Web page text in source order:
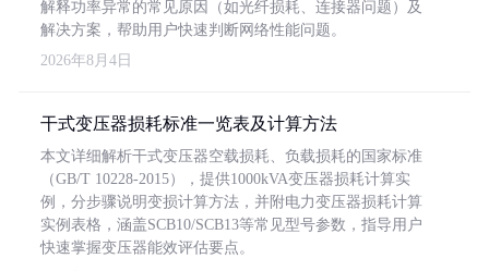
解释功率异常的常见原因（如光纤损耗、连接器问题）及
解决方案，帮助用户快速判断网络性能问题。
2026年8月4日
干式变压器损耗标准一览表及计算方法
本文详细解析干式变压器空载损耗、负载损耗的国家标准
（GB/T 10228-2015），提供1000kVA变压器损耗计算实
例，分步骤说明变损计算方法，并附电力变压器损耗计算
实例表格，涵盖SCB10/SCB13等常见型号参数，指导用户
快速掌握变压器能效评估要点。